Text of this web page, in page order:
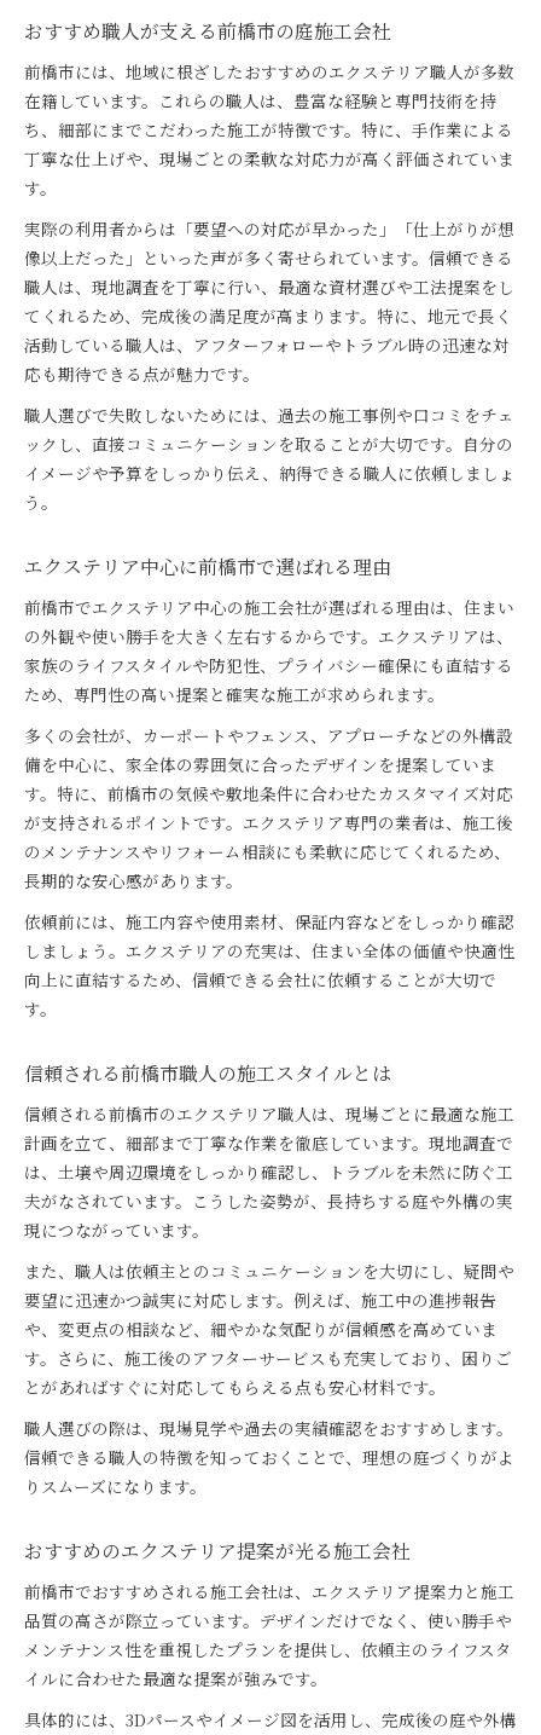
おすすめ会社の見極め方と前橋市の傾向
エクステリア施工で失敗しない秘訣を解説
あなたに最適なエクステリア会社の見つけ方
前橋市で最適なエクステリア会社を探すコツ
おすすめ職人がいる会社選びのチェックポイント
前橋市の職人と出会うための情報収集法
自分に合う前橋市の庭施工会社の探し方
おすすめ職人が支える前橋市の庭施工会社
前橋市には、地域に根ざしたおすすめのエクステリア職人が多数
在籍しています。これらの職人は、豊富な経験と専門技術を持
ち、細部にまでこだわった施工が特徴です。特に、手作業による
丁寧な仕上げや、現場ごとの柔軟な対応力が高く評価されていま
す。
実際の利用者からは「要望への対応が早かった」「仕上がりが想
像以上だった」といった声が多く寄せられています。信頼できる
職人は、現地調査を丁寧に行い、最適な資材選びや工法提案をし
てくれるため、完成後の満足度が高まります。特に、地元で長く
活動している職人は、アフターフォローやトラブル時の迅速な対
応も期待できる点が魅力です。
職人選びで失敗しないためには、過去の施工事例や口コミをチェ
ックし、直接コミュニケーションを取ることが大切です。自分の
イメージや予算をしっかり伝え、納得できる職人に依頼しましょ
う。
エクステリア中心に前橋市で選ばれる理由
前橋市でエクステリア中心の施工会社が選ばれる理由は、住まい
の外観や使い勝手を大きく左右するからです。エクステリアは、
家族のライフスタイルや防犯性、プライバシー確保にも直結する
ため、専門性の高い提案と確実な施工が求められます。
多くの会社が、カーポートやフェンス、アプローチなどの外構設
備を中心に、家全体の雰囲気に合ったデザインを提案していま
す。特に、前橋市の気候や敷地条件に合わせたカスタマイズ対応
が支持されるポイントです。エクステリア専門の業者は、施工後
のメンテナンスやリフォーム相談にも柔軟に応じてくれるため、
長期的な安心感があります。
依頼前には、施工内容や使用素材、保証内容などをしっかり確認
しましょう。エクステリアの充実は、住まい全体の価値や快適性
向上に直結するため、信頼できる会社に依頼することが大切で
す。
信頼される前橋市職人の施工スタイルとは
信頼される前橋市のエクステリア職人は、現場ごとに最適な施工
計画を立て、細部まで丁寧な作業を徹底しています。現地調査で
は、土壌や周辺環境をしっかり確認し、トラブルを未然に防ぐ工
夫がなされています。こうした姿勢が、長持ちする庭や外構の実
現につながっています。
また、職人は依頼主とのコミュニケーションを大切にし、疑問や
要望に迅速かつ誠実に対応します。例えば、施工中の進捗報告
や、変更点の相談など、細やかな気配りが信頼感を高めていま
す。さらに、施工後のアフターサービスも充実しており、困りご
とがあればすぐに対応してもらえる点も安心材料です。
職人選びの際は、現場見学や過去の実績確認をおすすめします。
信頼できる職人の特徴を知っておくことで、理想の庭づくりがよ
りスムーズになります。
おすすめのエクステリア提案が光る施工会社
前橋市でおすすめされる施工会社は、エクステリア提案力と施工
品質の高さが際立っています。デザインだけでなく、使い勝手や
メンテナンス性を重視したプランを提供し、依頼主のライフスタ
イルに合わせた最適な提案が強みです。
具体的には、3Dパースやイメージ図を活用し、完成後の庭や外構